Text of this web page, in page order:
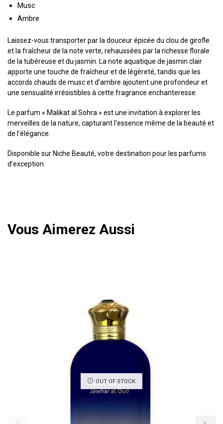
Musc
Ambre
Laissez-vous transporter par la douceur épicée du clou de girofle
et la fraîcheur de la note verte, rehaussées par la richesse florale
de la tubéreuse et du jasmin. La note aquatique de jasmin clair
apporte une touche de fraîcheur et de légèreté, tandis que les
accords chauds de musc et d’ambre ajoutent une profondeur et
une sensualité irrésistibles à cette fragrance enchanteresse.
Le parfum « Malikat al Sohra » est une invitation à explorer les
merveilles de la nature, capturant l’essence même de la beauté et
de l’élégance.
Disponible sur Niche Beauté, votre destination pour les parfums
d’exception.
Vous Aimerez Aussi
OUT OF STOCK